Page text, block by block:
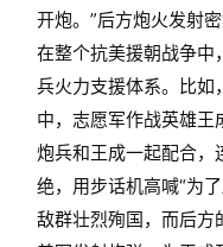
开炮。”后方炮火发射
在整个抗美援朝战争中
兵火力支援体系。比如
中，志愿军作战英雄王
炮兵和王成一起配合，
绝，用步话机高喊“为
敌群壮烈殉国，而后方